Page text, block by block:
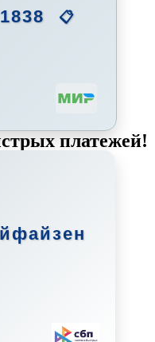
📋
платежей!